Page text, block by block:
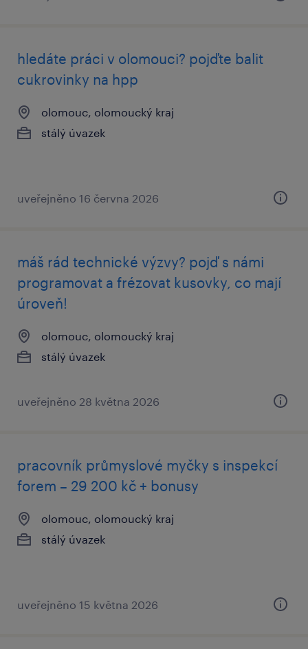
hledáte práci v olomouci? pojďte balit
cukrovinky na hpp
olomouc, olomoucký kraj
stálý úvazek
uveřejněno 16 června 2026
máš rád technické výzvy? pojď s námi
programovat a frézovat kusovky, co mají
úroveň!
olomouc, olomoucký kraj
stálý úvazek
uveřejněno 28 května 2026
pracovník průmyslové myčky s inspekcí
forem – 29 200 kč + bonusy
olomouc, olomoucký kraj
stálý úvazek
uveřejněno 15 května 2026